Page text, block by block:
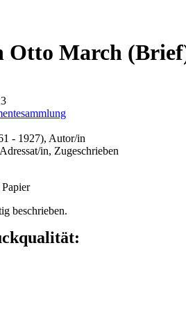
Otto March
- 1927), Autor/in
in, Zugeschrieben
beschrieben.